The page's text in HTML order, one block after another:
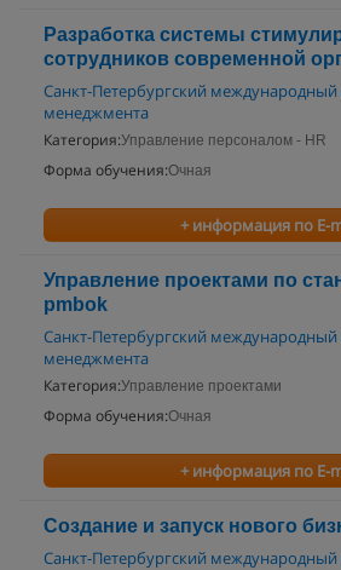
Разработка системы
сотрудников современной
Санкт-Петербургский международный
менеджмента
Категория:Управление персоналом - HR
Форма обучения:Очная
+ информация по E-
Управление проектами по
pmbok
Санкт-Петербургский международный
менеджмента
Категория:Управление проектами
Форма обучения:Очная
+ информация по E-
Создание и запуск нового
Санкт-Петербургский международный